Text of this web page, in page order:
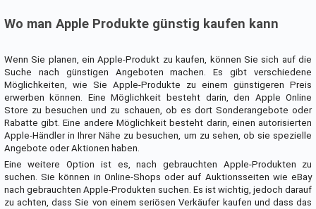
Wo man Apple Produkte günstig kaufen kann
Wenn Sie planen, ein Apple-Produkt zu kaufen, können Sie sich auf die
Suche nach günstigen Angeboten machen. Es gibt verschiedene
Möglichkeiten, wie Sie Apple-Produkte zu einem günstigeren Preis
erwerben können. Eine Möglichkeit besteht darin, den Apple Online
Store zu besuchen und zu schauen, ob es dort Sonderangebote oder
Rabatte gibt. Eine andere Möglichkeit besteht darin, einen autorisierten
Apple-Händler in Ihrer Nähe zu besuchen, um zu sehen, ob sie spezielle
Angebote oder Aktionen haben.
Eine weitere Option ist es, nach gebrauchten Apple-Produkten zu
suchen. Sie können in Online-Shops oder auf Auktionsseiten wie eBay
nach gebrauchten Apple-Produkten suchen. Es ist wichtig, jedoch darauf
zu achten, dass Sie von einem seriösen Verkäufer kaufen und dass das